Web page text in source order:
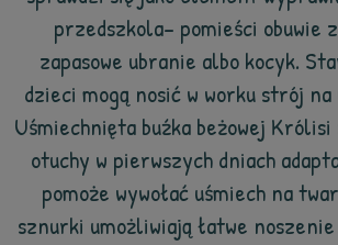
przedszkola– pomieści obuwie
zapasowe ubranie albo kocyk.
dzieci mogą nosić w worku strój
Uśmiechnięta buźka beżowej Królisi
otuchy w pierwszych dniach
pomoże wywołać uśmiech na
sznurki umożliwiają łatwe